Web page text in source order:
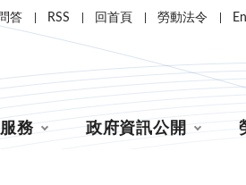
答 RSS 回首頁 勞動法令
務 政府資訊公開